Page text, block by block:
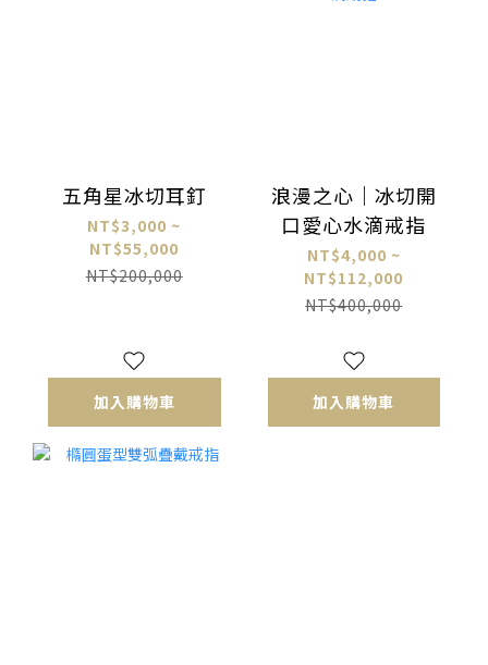
五角星冰切耳釘
NT$3,000 ~
NT$55,000
NT$200,000
加入購物車
浪漫之心｜冰切開
口愛心水滴戒指
NT$4,000 ~
NT$112,000
NT$400,000
加入購物車